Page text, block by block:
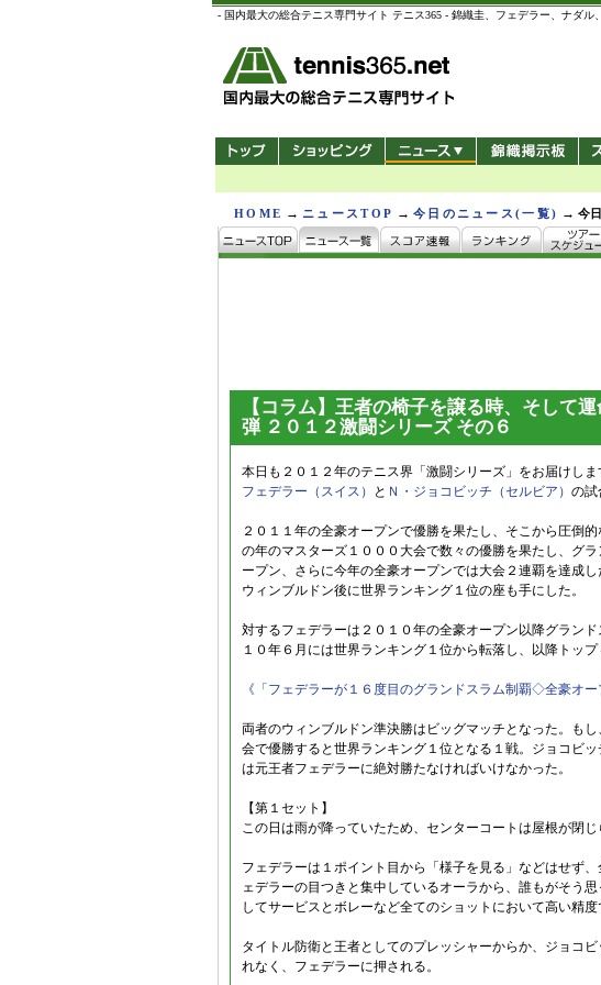
- 国内最大の総合テニス専門サイト テニス365 - 錦織圭、フェデラー、ナダ
HOME → ニュースTOP →今日のニュース(一覧) →今
【コラム】王者の椅子を譲る時、そして
弾 ２０１２激闘シリーズ その６
本日も２０１２年のテニス界「激闘シリーズ」をお届けし
フェデラー（スイス）
と Ｎ・ジョコビッチ（セルビア） の試
２０１１年の全豪オープンで優勝を果たし、そこから圧倒
の年のマスターズ１０００大会で数々の優勝を果たし、グ
ープン、さらに今年の全豪オープンでは大会２連覇を達成
ウィンブルドン後に世界ランキング１位の座も手にした。
対するフェデラーは２０１０年の全豪オープン以降グラン
１０年６月には世界ランキング１位から転落し、以降トップ
《「フェデラーが１６度目のグランドスラム制覇◇全豪オー
両者のウィンブルドン準決勝はビッグマッチとなった。も
会で優勝すると世界ランキング１位となる１戦。ジョコビ
は元王者フェデラーに絶対勝たなければいけなかった。
【第１セット】
この日は雨が降っていたため、センターコートは屋根が閉じ
フェデラーは１ポイント目から「様子を見る」などはせず
ェデラーの目つきと集中しているオーラから、誰もがそう
してサービスとボレーなど全てのショットにおいて高い精度
タイトル防衛と王者としてのプレッシャーからか、ジョコ
れなく、フェデラーに押される。